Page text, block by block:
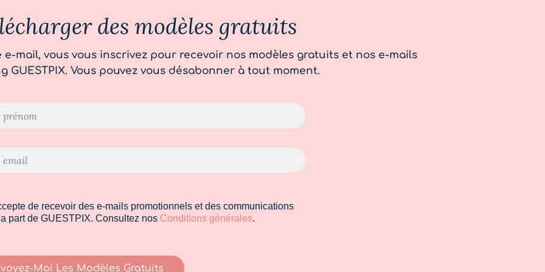
des modèles gratuits
e-mail, vous vous inscrivez pour recevoir nos modèles gratuits et nos e-mails
GUESTPIX. Vous pouvez vous désabonner à tout moment.
de recevoir des e-mails promotionnels et des communications
part de GUESTPIX. Consultez nos Conditions générales.
Moi Les Modèles Gratuits